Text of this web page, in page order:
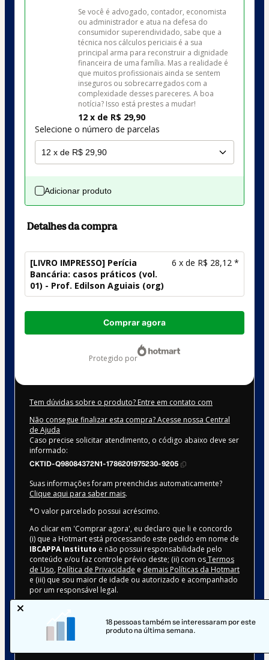
Se você é advogado, contador, economista
ou administrador e atua na defesa do
consumidor superendividado, sabe que a
técnica nos cálculos periciais é a sua
principal arma para reconstruir a dignidade
financeira de uma família. Mas a realidade é
que muitos profissionais ainda se sentem
inseguros ou sobrecarregados com a
complexidade desses pareceres. A boa
notícia? Isso está prestes a mudar!
12 x de R$ 29,90
Selecione o número de parcelas
Adicionar produto
Detalhes da compra
[LIVRO IMPRESSO] Perícia
Bancária: casos práticos (vol.
01) - Prof. Edilson Aguiais (org)
6 x de R$ 28,12 *
Total
Comprar agora
protegido por
Tem dúvidas sobre o produto? Entre em contato com
Não consegue finalizar esta compra? Acesse nossa Central
de Ajuda
Caso precise solicitar atendimento, o código abaixo deve ser
informado:
CKTID-Q98084372N1-1786201975230-9205
Suas informações foram preenchidas automaticamente?
Clique aqui para saber mais.
*O valor parcelado possui acréscimo.
Ao clicar em 'Comprar agora', eu declaro que li e concordo
(i) que a Hotmart está processando este pedido em nome de
IBCAPPA Instituto e não possui responsabilidade pelo
conteúdo e/ou faz controle prévio deste; (ii) com osTermos
de Uso, Política de Privacidade e demais Políticas da Hotmart
e (iii) que sou maior de idade ou autorizado e acompanhado
por um responsável legal.
Hotmart ©
- Todos os direitos reservados
2026-08-08T15:12:57.225Z REF.
18 pessoas também se interessaram por este
produto na última semana.